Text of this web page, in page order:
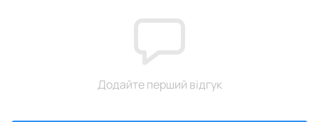
Додайте перший відгук